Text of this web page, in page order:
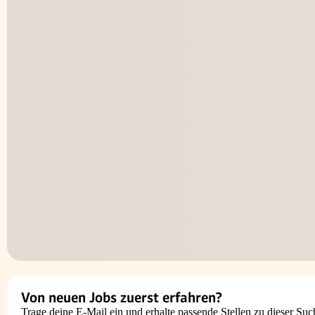
Von neuen Jobs zuerst erfahren?
Trage deine E-Mail ein und erhalte passende Stellen zu dieser